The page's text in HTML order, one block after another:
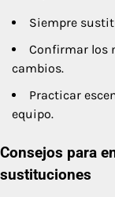
Siempre
Confirmar los
cambios.
Practicar
equipo.
Consejos para
sustituciones